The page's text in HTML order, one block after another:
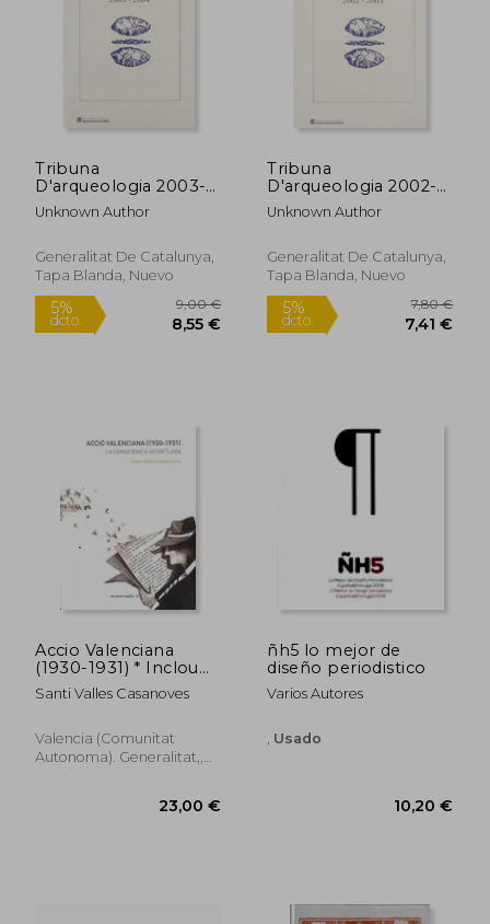
Tribuna
D'arqueologia 2003-
2004
Unknown Author
Generalitat De Catalunya,
Tapa Blanda, Nuevo
5%
dcto. 8,55 €
Tribuna
D'arqueologia 2002-
2003 (en Catalán)
Unknown Author
Generalitat De Catalunya,
Tapa Blanda, Nuevo
Accio Valenciana
(1930-1931) * Inclou
cd la Consciència
Desvetlada
Santi Valles Casanoves
Valencia (Comunitat
Autonoma). Generalitat,,
ñh5 lo mejor de
diseño periodistico
Varios Autores
Usado